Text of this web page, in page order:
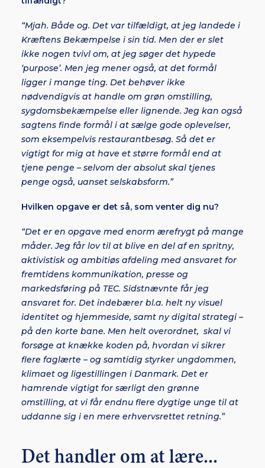
“Mjah. Både og. Det var tilfældigt, at jeg landede i
Kræftens Bekæmpelse i sin tid. Men der er slet
ikke nogen tvivl om, at jeg søger det hypede
‘purpose’. Men jeg mener også, at det formål
ligger i mange ting. Det behøver ikke
nødvendigvis at handle om grøn omstilling,
sygdomsbekæmpelse eller lignende. Jeg kan også
sagtens finde formål i at sælge gode oplevelser,
som eksempelvis restaurantbesøg. Så det er
vigtigt for mig at have et større formål end at
tjene penge – selvom der absolut skal tjenes
penge også, uanset selskabsform.”
Hvilken opgave er det så, som venter dig nu?
“Det er en opgave med enorm ærefrygt på mange
måder. Jeg får lov til at blive en del af en spritny,
aktivistisk og ambitiøs afdeling med ansvaret for
fremtidens kommunikation, presse og
markedsføring på TEC. Sidstnævnte får jeg
ansvaret for. Det indebærer bl.a. helt ny visuel
identitet og hjemmeside, samt ny digital strategi –
på den korte bane. Men helt overordnet, skal vi
forsøge at knække koden på, hvordan vi sikrer
flere faglærte – og samtidig styrker ungdommen,
klimaet og ligestillingen i Danmark. Det er
hamrende vigtigt for særligt den grønne
omstilling, at vi får endnu flere dygtige unge til at
uddanne sig i en mere erhvervsrettet retning.”
Det handler om at lære...